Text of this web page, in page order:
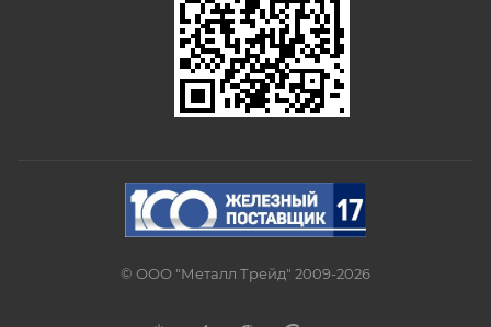
© ООО "Металл Трейд" 2009-2026